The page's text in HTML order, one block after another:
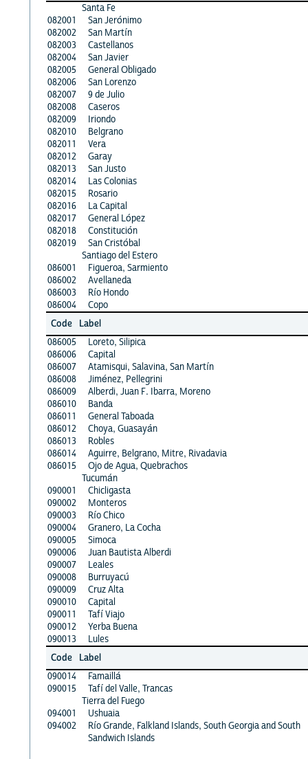
Santa Fe
082001
San Jerónimo
082002
San Martín
082003
Castellanos
082004
San Javier
082005
General Obligado
082006
San Lorenzo
082007
9 de Julio
082008
Caseros
082009
Iriondo
082010
Belgrano
082011
Vera
082012
Garay
082013
San Justo
082014
Las Colonias
082015
Rosario
082016
La Capital
082017
General López
082018
Constitución
082019
San Cristóbal
Santiago del Estero
086001
Figueroa, Sarmiento
086002
Avellaneda
086003
Río Hondo
086004
Copo
Code
Label
086005
Loreto, Silipica
086006
Capital
086007
Atamisqui, Salavina, San Martín
086008
Jiménez, Pellegrini
086009
Alberdi, Juan F. Ibarra, Moreno
086010
Banda
086011
General Taboada
086012
Choya, Guasayán
086013
Robles
086014
Aguirre, Belgrano, Mitre, Rivadavia
086015
Ojo de Agua, Quebrachos
Tucumán
090001
Chicligasta
090002
Monteros
090003
Río Chico
090004
Granero, La Cocha
090005
Simoca
090006
Juan Bautista Alberdi
090007
Leales
090008
Burruyacú
090009
Cruz Alta
090010
Capital
090011
Tafí Viajo
090012
Yerba Buena
090013
Lules
Code
Label
090014
Famaillá
090015
Tafí del Valle, Trancas
Tierra del Fuego
094001
Ushuaia
094002
Río Grande, Falkland Islands, South Georgia and South
Sandwich Islands